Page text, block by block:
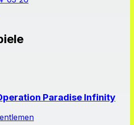
Paradise Infinity